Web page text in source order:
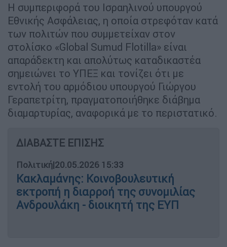
Η συμπεριφορά του Ισραηλινού υπουργού
Εθνικής Ασφάλειας, η οποία στρεφόταν κατά
των πολιτών που συμμετείχαν στον
στολίσκο «Global Sumud Flotilla» είναι
απαράδεκτη και απολύτως καταδικαστέα
σημειώνει το ΥΠΕΞ και τονίζει ότι με
εντολή του αρμόδιου υπουργού Γιώργου
Γεραπετρίτη, πραγματοποιήθηκε διάβημα
διαμαρτυρίας, αναφορικά με το περιστατικό.
ΔΙΑΒΑΣΤΕ ΕΠΙΣΗΣ
Πολιτική|20.05.2026 15:33
Κακλαμάνης: Κοινοβουλευτική
εκτροπή η διαρροή της συνομιλίας
Ανδρουλάκη - διοικητή της ΕΥΠ